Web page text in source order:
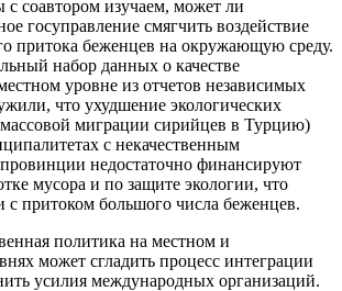
с соавтором изучаем, может ли
госуправление смягчить воздействие
притока беженцев на окружающую среду.
набор данных о качестве
уровне из отчетов независимых
что ухудшение экологических
массовой миграции сирийцев в Турцию)
с некачественным
недостаточно финансируют
мусора и по защите экологии, что
с притоком большого числа беженцев.
политика на местном и
может сгладить процесс интеграции
усилия международных организаций.